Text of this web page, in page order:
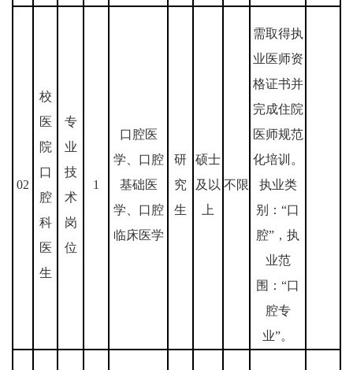
02
校
医
院
口
腔
科
医
生
专
业
技
术
岗
位
1
口腔医
学、口腔
基础医
学、口腔
临床医学
研
究
生
硕士
及以
上
不限
需取得执
业医师资
格证书并
完成住院
医师规范
化培训。
执业类
别：“口
腔”，执
业范
围：“口
腔专
业”。